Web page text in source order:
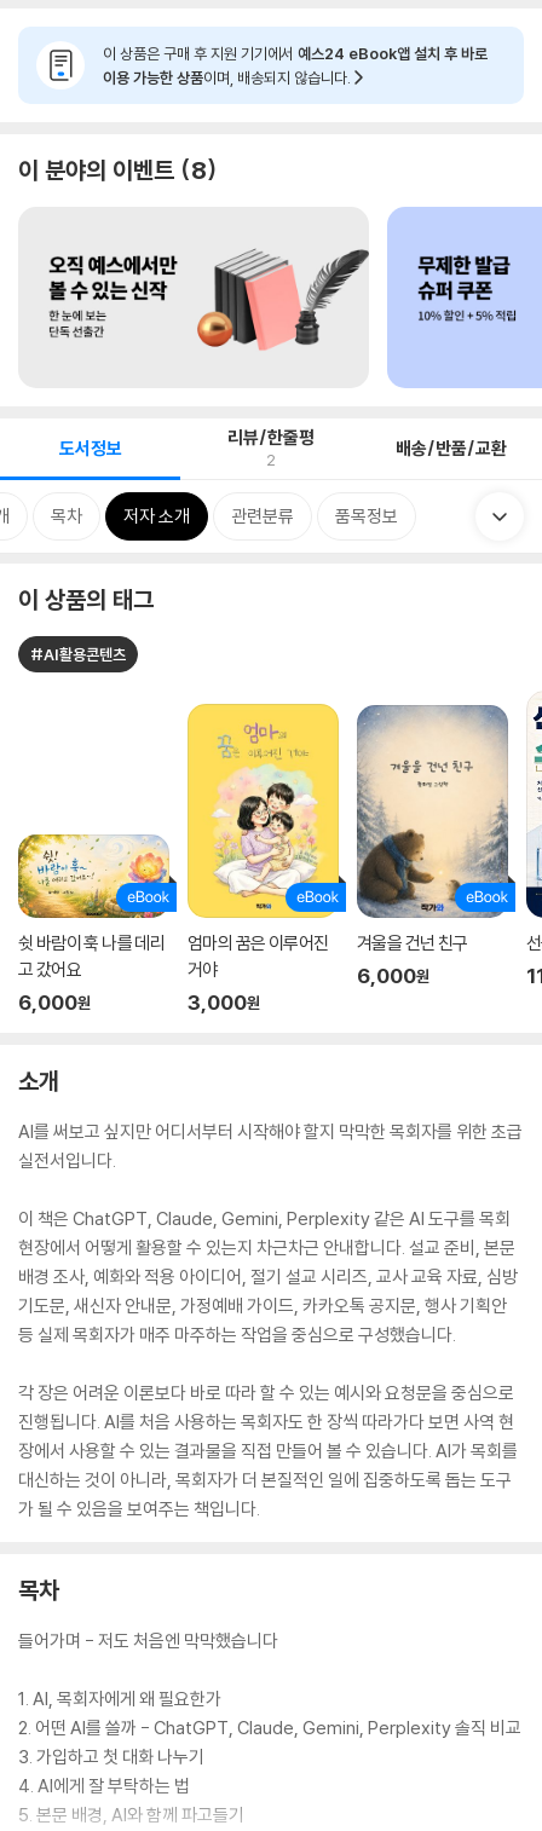
이 상품은 구매 후 지원 기기에서 예스24 eBook앱 설치 후 바로
이용 가능한 상품이며, 배송되지 않습니다.
이 분야의 이벤트 8
도서정보 리뷰/한줄평
2 배송/반품/교환
목차 저자 소개 관련분류 품목정보
이 상품의 태그
#AI활용콘텐츠
쉿 바람이 훅 나를 데리
고 갔어요
6,000원
엄마의 꿈은 이루어진
거야
3,000원
겨울을 건넌 친구
6,000원
소개
AI를 써보고 싶지만 어디서부터 시작해야 할지 막막한 목회자를 위한 초급
실전서입니다.
이 책은 ChatGPT, Claude, Gemini, Perplexity 같은 AI 도구를 목회
현장에서 어떻게 활용할 수 있는지 차근차근 안내합니다. 설교 준비, 본문
배경 조사, 예화와 적용 아이디어, 절기 설교 시리즈, 교사 교육 자료, 심방
기도문, 새신자 안내문, 가정예배 가이드, 카카오톡 공지문, 행사 기획안
등 실제 목회자가 매주 마주하는 작업을 중심으로 구성했습니다.
각 장은 어려운 이론보다 바로 따라 할 수 있는 예시와 요청문을 중심으로
진행됩니다. AI를 처음 사용하는 목회자도 한 장씩 따라가다 보면 사역 현
장에서 사용할 수 있는 결과물을 직접 만들어 볼 수 있습니다. AI가 목회를
대신하는 것이 아니라, 목회자가 더 본질적인 일에 집중하도록 돕는 도구
가 될 수 있음을 보여주는 책입니다.
목차
들어가며 - 저도 처음엔 막막했습니다
1. AI, 목회자에게 왜 필요한가
2. 어떤 AI를 쓸까 - ChatGPT, Claude, Gemini, Perplexity 솔직 비교
3. 가입하고 첫 대화 나누기
4. AI에게 잘 부탁하는 법
5. 본문 배경, AI와 함께 파고들기